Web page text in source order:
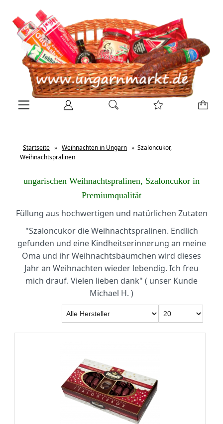
Startseite » Weihnachten in Ungarn » Szaloncukor,
Weihnachtspralinen
ungarischen Weihnachtspralinen, Szaloncukor in
Premiumqualität
Füllung aus hochwertigen und natürlichen Zutaten
"Szaloncukor die Weihnachtspralinen. Endlich
gefunden und eine Kindheitserinnerung an meine
Oma und ihr Weihnachtsbäumchen wird dieses
Jahr an Weihnachten wieder lebendig. Ich freu
mich drauf. Vielen lieben dank" ( unser Kunde
Michael H. )